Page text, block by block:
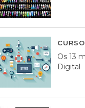
Os 13
Digital